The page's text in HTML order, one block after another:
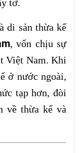
tờ.
di sản thừa kế
, vốn chịu sự
Việt Nam. Khi
ở nước ngoài,
tạp hơn, đòi
về thừa kế và